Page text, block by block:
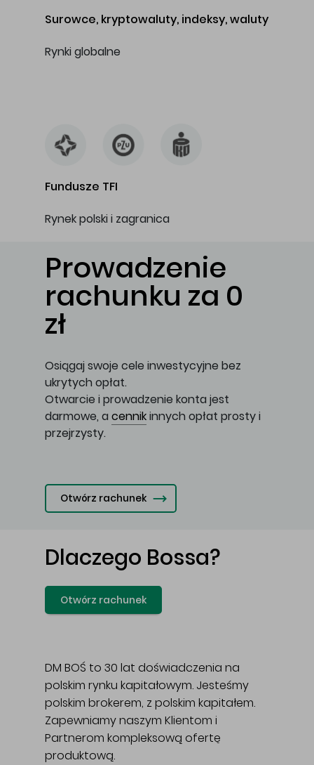
Surowce, kryptowaluty, indeksy, waluty
Rynki globalne
Fundusze TFI
Rynek polski i zagranica
Prowadzenie
rachunku za 0
zł
Osiągaj swoje cele inwestycyjne bez
ukrytych opłat.
Otwarcie i prowadzenie konta jest
darmowe, a cennikinnych opłat prosty i
przejrzysty.
Otwórz rachunek
Dlaczego Bossa?
Otwórz rachunek
DM BOŚ to 30 lat doświadczenia na
polskim rynku kapitałowym. Jesteśmy
polskim brokerem, z polskim kapitałem.
Zapewniamy naszym Klientom i
Partnerom kompleksową ofertę
produktową.